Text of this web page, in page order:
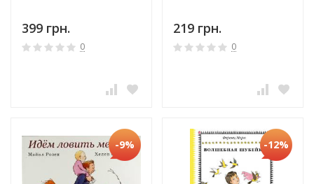
399 грн.
0
219 грн.
0
-9% -12%